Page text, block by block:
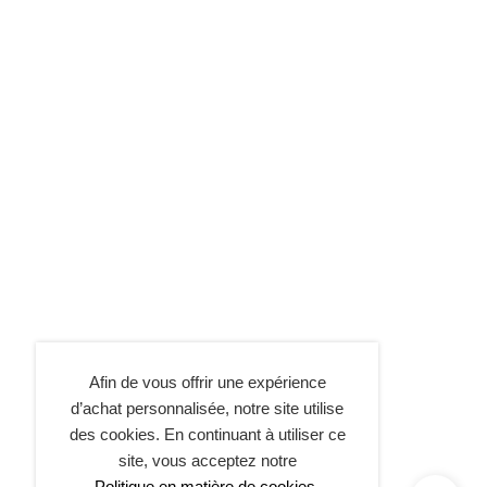
Afin de vous offrir une expérience
d’achat personnalisée, notre site utilise
des cookies. En continuant à utiliser ce
site, vous acceptez notre